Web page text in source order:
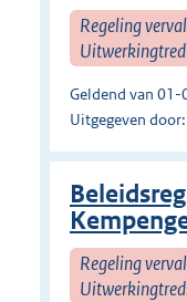
Regeling
Geldend van
Uitgegeven
Regeling